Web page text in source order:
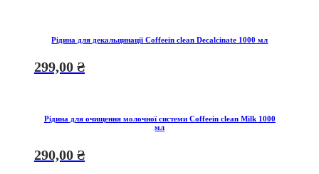
Рідина для декальцинації Coffeein clean Decalcinate 1000 мл
299,00 ₴
Рідина для очищення молочної системи Coffeein clean Milk 1000
мл
290,00 ₴